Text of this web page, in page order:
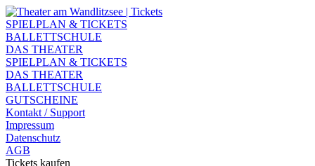
SPIELPLAN & TICKETS
BALLETTSCHULE
DAS THEATER
SPIELPLAN & TICKETS
DAS THEATER
BALLETTSCHULE
GUTSCHEINE
Kontakt / Support
Impressum
Datenschutz
AGB
Tickets kaufen